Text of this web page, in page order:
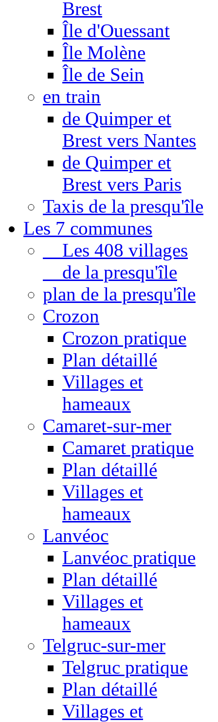
Brest
Île d'Ouessant
Île Molène
Île de Sein
en train
de Quimper et
Brest vers Nantes
de Quimper et
Brest vers Paris
Taxis de la presqu'île
Les 7 communes
Les 408 villages
de la presqu'île
plan de la presqu'île
Crozon
Crozon pratique
Plan détaillé
Villages et
hameaux
Camaret-sur-mer
Camaret pratique
Plan détaillé
Villages et
hameaux
Lanvéoc
Lanvéoc pratique
Plan détaillé
Villages et
hameaux
Telgruc-sur-mer
Telgruc pratique
Plan détaillé
Villages et